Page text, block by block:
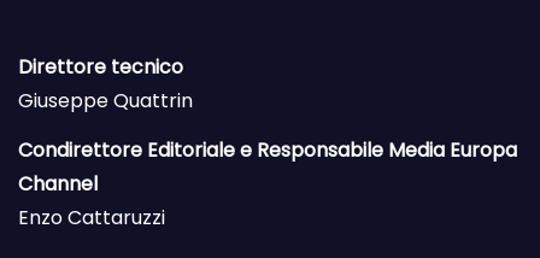
Direttore tecnico
Giuseppe Quattrin
Condirettore Editoriale e Responsabile Media Europa
Channel
Enzo Cattaruzzi